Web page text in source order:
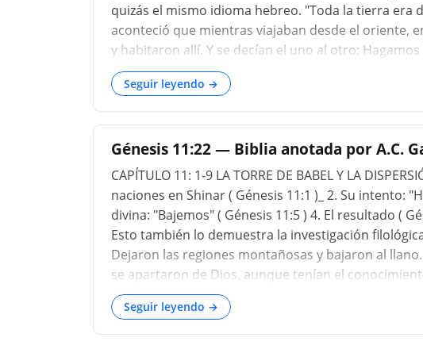
quizás el mismo idioma hebreo. "Toda la tierra era
aconteció que mientras viajaban desde el oriente,
y habitaron allí. Y se decían el uno al otro:
3 ). Ahora, esto es algo interesante porque
tenían hornos de ladrillos y en lugar de solo
de hacer ladrillos y ponerlos
Seguir leyendo →
Génesis 11:22 — Biblia anotada por A.C.
CAPÍTULO 11: 1-9 LA TORRE DE BABEL Y LA
naciones en Shinar ( Génesis 11:1 )_ 2. Su intento:
divina: "Bajemos" ( Génesis 11:5 ) 4. El resultado (
Esto también lo demuestra la investigación
Dejaron las regiones montañosas y bajaron al
se apartaron de Dios, aunque tenían el
Seguir leyendo →